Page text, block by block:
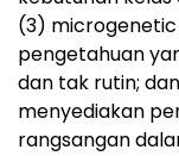
(3)
pengetahuan
dan tak rutin;
menyediakan
rangsangan